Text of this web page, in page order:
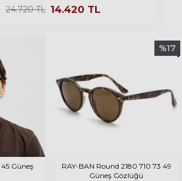
24.720TL 14.420 TL
Güneş
%17
RAY-BAN Round 2180 710 73 49
Güneş Gözlüğü